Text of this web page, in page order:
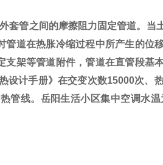
管之间的摩擦阻力固定管道。当
道在热胀冷缩过程中所产生的位
架等管道附件，管道在直管段基
设计手册》在交变次数15000次、
管线。岳阳生活小区集中空调水